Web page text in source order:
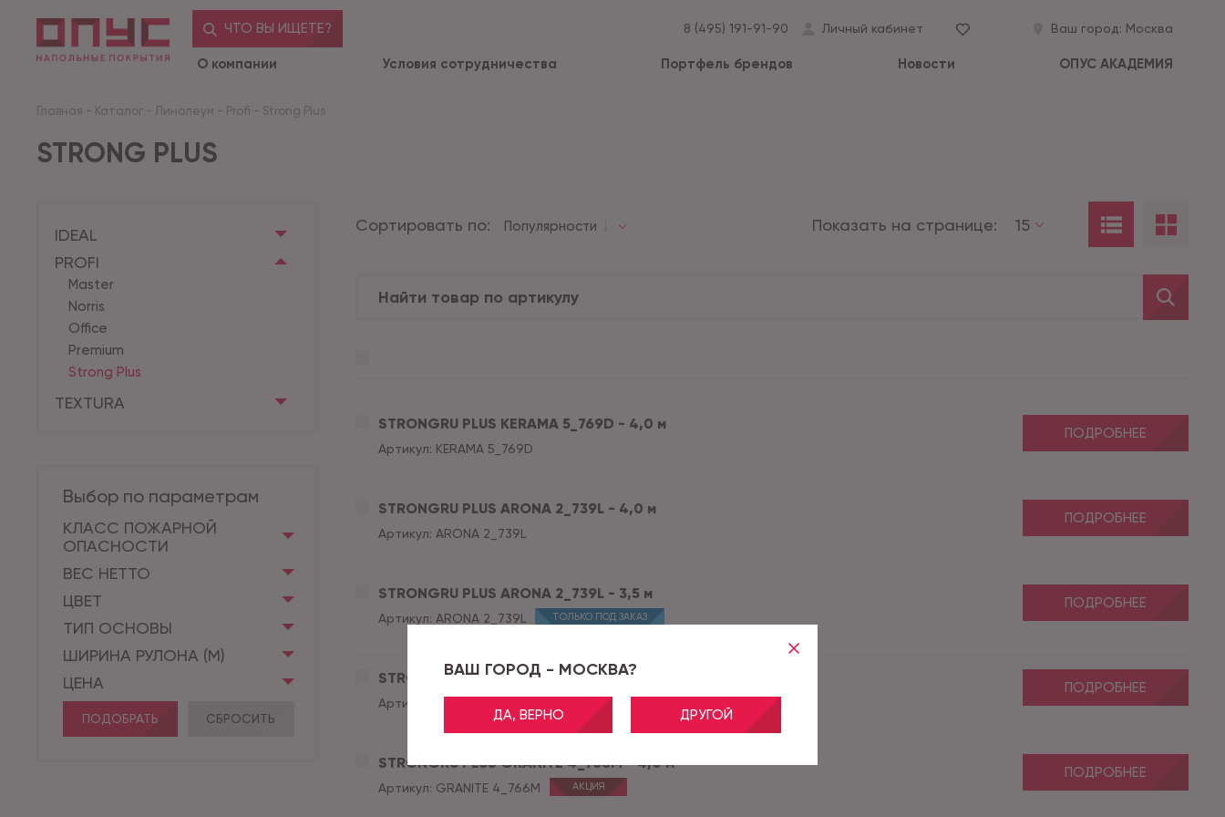
ВАШ ГОРОД - МОСКВА?
ДА, ВЕРНО ДРУГОЙ
ЧТО ВЫ ИЩЕТЕ? 8 (495) 191-91-90 Личный кабинет Ваш город: Москва
О компании Условия сотрудничества Портфель брендов Новости ОПУС АКАДЕМИЯ
Главная - Каталог - Линолеум - Profi - Strong Plus
STRONG PLUS
IDEAL
PROFI
Master
Norris
Office
Premium
Strong Plus
TEXTURA
Выбор по параметрам
КЛАСС ПОЖАРНОЙ
ОПАСНОСТИ
ВЕС НЕТТО
ЦВЕТ
ТИП ОСНОВЫ
ШИРИНА РУЛОНА (М)
ЦЕНА
ПОДОБРАТЬ СБРОСИТЬ
Сортировать по: Популярности Показать на странице: 15
STRONGRU PLUS KERAMA 5_769D - 4,0 м
Артикул: KERAMA 5_769D
ПОДРОБНЕЕ
STRONGRU PLUS ARONA 2_739L - 4,0 м
Артикул: ARONA 2_739L
ПОДРОБНЕЕ
STRONGRU PLUS ARONA 2_739L - 3,5 м
Артикул: ARONA 2_739L ТОЛЬКО ПОД ЗАКАЗ
ПОДРОБНЕЕ
STRONGRU PLUS TOLEDO 14_911M - 3 м
Артикул:
ПОДРОБНЕЕ
STRONGRU PLUS GRANITE 4_766M - 4,0 м
Артикул: GRANITE 4_766M АКЦИЯ
ПОДРОБНЕЕ